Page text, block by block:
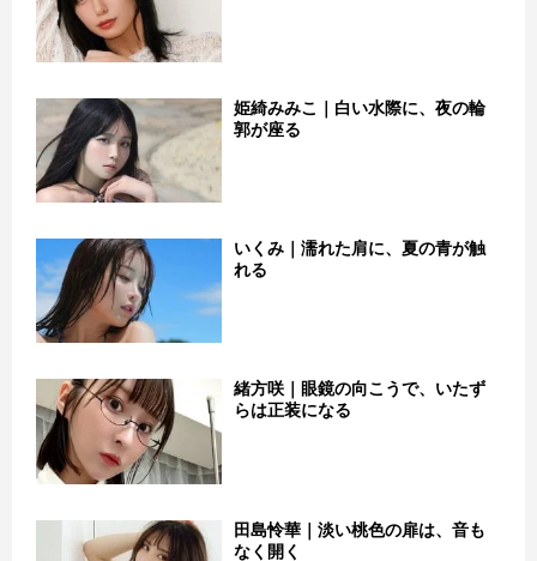
姫綺みみこ｜白い水際に、夜の輪
郭が座る
いくみ｜濡れた肩に、夏の青が触
れる
緒方咲｜眼鏡の向こうで、いたず
らは正装になる
田島怜華｜淡い桃色の扉は、音も
なく開く